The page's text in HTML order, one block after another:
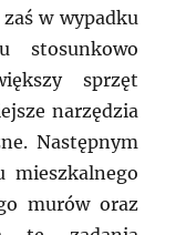
w wypadku
stosunkowo
sprzęt
narzędzia
Następnym
mieszkalnego
murów oraz